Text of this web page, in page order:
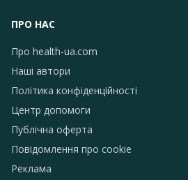
ПРО НАС
Про health-ua.com
Наші автори
Політика конфіденційності
Центр допомоги
Публічна оферта
Повідомлення про сookie
Реклама